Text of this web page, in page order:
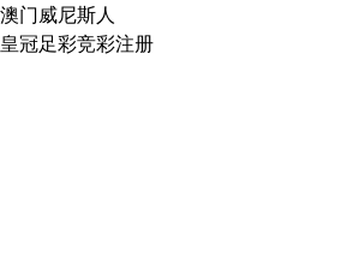
澳门威尼斯人
皇冠足彩竞彩注册